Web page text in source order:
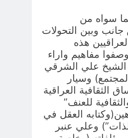
سواه من
جانب وبين التحولات
هذه
مفاهيم واراء
الشيخ علي الشرقي
وسيار
الثقافية العراقية
للعنف”
العقل في
وعلي عنبر